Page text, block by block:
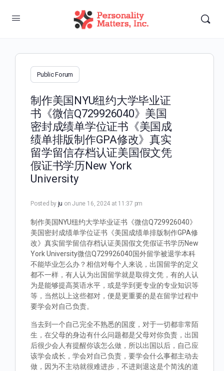
Public Forum
制作美国NYU纽约大学毕业证
书《微信Q729926040》美国
密封成绩单学位证书《美国成
绩单排版制作GPA修改》真实
留学留信存档认证美国假文凭
假证书学历New York
University
Posted by ju on June 16, 2024 at 11:37 pm
制作美国NYU纽约大学毕业证书《微信Q729926040》
美国密封成绩单学位证书《美国成绩单排版制作GPA修
改》真实留学留信存档认证美国假文凭假证书学历New
York University微信Q729926040国外留学被退学本科
不能毕业怎么办？相信对每个人来说，出国留学的定义
都不一样，有人认为出国留学就是取得文凭，有的人认
为是能够提高英语水平，或是学到更专业的专业知识等
等，当然以上这些都对，便是更重要的是在留学过程中
要学会对自己负责。
当去到一个自己完全不熟悉的国度，对于一切都非常陌
生，在父母的身边有什么问题都是父母对你负责，出国
后很少会人有提醒你该怎么做，所以出国以后，自己应
该学会成长，学会对自己负责，要学会什么事都主动去
做，因为不主动就很难进步，不进则退这是个简浅的道